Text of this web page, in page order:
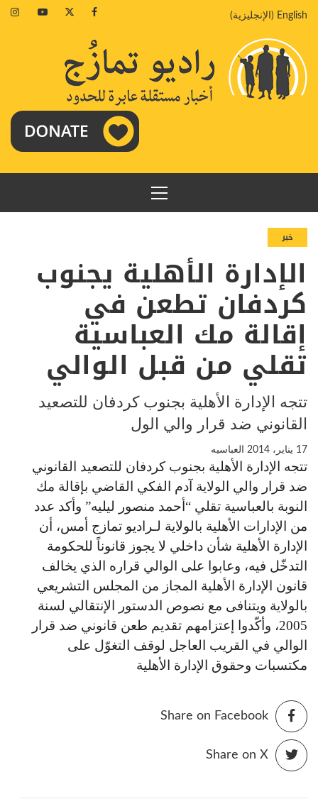
إلىEnglish
( الإنجليزية)
Facebook
Twitter
Youtube
القائمة
الرئيسية
خبر
الإدارة الأهلية يجنوب
كردفان تطعن في
إقالة مك العباسية
تقلي من قبل الوالي
تتجه الإدارة الأهلية بجنوب كردفان للتصعيد
القانوني ضد قرار والي الول
17 يناير، 2014 العباسيه
تتجه الإدارة الأهلية بجنوب كردفان للتصعيد القانوني
ضد قرار والي الولاية آدم الفكي القاضي بإقالة مك
النوبة بالعباسية تقلي “أحمد منصور ليليه” وأكد عدد
من الإدارات الأهلية بالولاية لـراديو تمازج أمس، أن
الإدارة الأهلية شأن داخلي لا يجوز قانوناً للحكومة
التدخّل فيه، وعابوا على الوالي قراره الذي يخالف
قانون الإدارة الأهلية المجاز من المجلس التشريعي
بالولاية ويتنافى مع نصوص الدستور الإنتقالي لسنة
2005، وأكّدوا إعتزامهم تقديم طعن قانوني ضد قرار
الوالي في القريب العاجل لوقف التغوّل على
مكتسبات وحقوق الإدارة الأهلية
Share on Facebook
Share on X